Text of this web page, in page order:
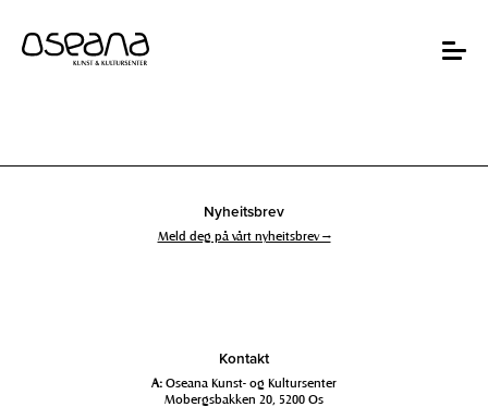
innhold
navigasjon
Toggle
Nyheitsbrev
Meld deg på vårt nyheitsbrev →
Kontakt
A: Oseana Kunst- og Kultursenter
Mobergsbakken 20, 5200 Os